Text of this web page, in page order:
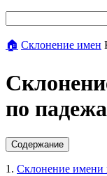
🏠 Склонение имен
по
Содержание
1. Склонение имени